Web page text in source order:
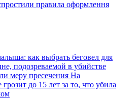
правила оформлення
как выбрать беговел для
подозреваемой в убийстве
меру пресечения На
до 15 лет за то, что убила